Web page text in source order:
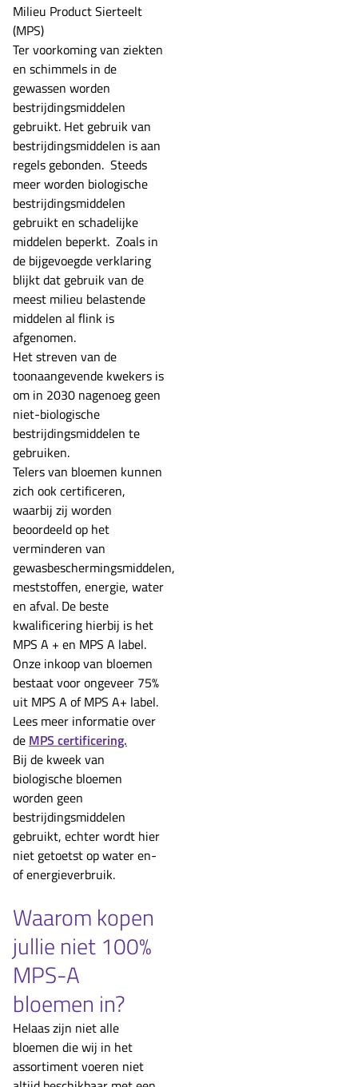
Milieu Product Sierteelt
(MPS)
Ter voorkoming van ziekten
en schimmels in de
gewassen worden
bestrijdingsmiddelen
gebruikt. Het gebruik van
bestrijdingsmiddelen is aan
regels gebonden. Steeds
meer worden biologische
bestrijdingsmiddelen
gebruikt en schadelijke
middelen beperkt. Zoals in
de bijgevoegde verklaring
blijkt dat gebruik van de
meest milieu belastende
middelen al flink is
afgenomen.
Het streven van de
toonaangevende kwekers is
om in 2030 nagenoeg geen
niet-biologische
bestrijdingsmiddelen te
gebruiken.
Telers van bloemen kunnen
zich ook certificeren,
waarbij zij worden
beoordeeld op het
verminderen van
gewasbeschermingsmiddelen,
meststoffen, energie, water
en afval. De beste
kwalificering hierbij is het
MPS A + en MPS A label.
Onze inkoop van bloemen
bestaat voor ongeveer 75%
uit MPS A of MPS A+ label.
Lees meer informatie over
de MPS certificering.
Bij de kweek van
biologische bloemen
worden geen
bestrijdingsmiddelen
gebruikt, echter wordt hier
niet getoetst op water en-
of energieverbruik.
Waarom kopen
jullie niet 100%
MPS-A
bloemen in?
Helaas zijn niet alle
bloemen die wij in het
assortiment voeren niet